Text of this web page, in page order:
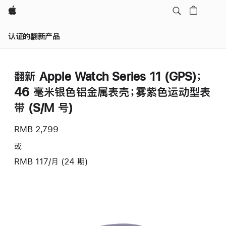
Apple
认证的翻新产品
翻新 Apple Watch Series 11 (GPS)；
46 毫米银色铝金属表壳；雾紫色运动型表
带 (S/M 号)
RMB 2,799
或
RMB 117/月 (24 期)